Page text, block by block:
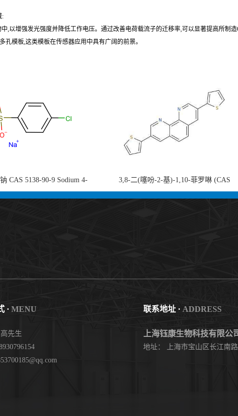
:
,以增强发光强度并降低工作电压。通过改善电荷载流子的迁移率,可以显著提高所制造
模板,这类模板在传感器应用中具有广阔的前景。
CAS 5138-90-9 Sodium 4-
黄金产品 高纯度现货
3,8-二(噻吩-2-基)-1,10-菲罗啉 (CAS
753491-32-6)1,10-Phenanthroline, 3,8-di-
· MENU
先生
联系地址 · ADDRESS
上海钰康生物科技有限公
地址： 上海市宝山区长江南